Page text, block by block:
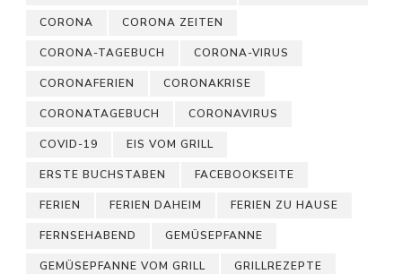
CORONA CORONA ZEITEN
CORONA-TAGEBUCH CORONA-VIRUS
CORONAFERIEN CORONAKRISE
CORONATAGEBUCH CORONAVIRUS
COVID-19 EIS VOM GRILL
ERSTE BUCHSTABEN FACEBOOKSEITE
FERIEN FERIEN DAHEIM FERIEN ZU HAUSE
FERNSEHABEND GEMÜSEPFANNE
GEMÜSEPFANNE VOM GRILL GRILLREZEPTE